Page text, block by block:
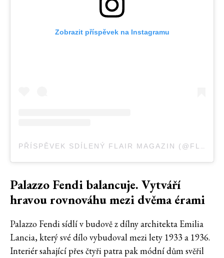
Zobrazit příspěvek na Instagramu
PŘÍSPĚVEK SDÍLENÝ FLAIR MAGAZIN (@FLAIRMAGAZIN)
Palazzo Fendi balancuje. Vytváří
hravou rovnováhu mezi dvěma érami
Palazzo Fendi sídlí v budově z dílny architekta Emilia
Lancia, který své dílo vybudoval mezi lety 1933 a 1936.
Interiér sahající přes čtyři patra pak módní dům svěřil